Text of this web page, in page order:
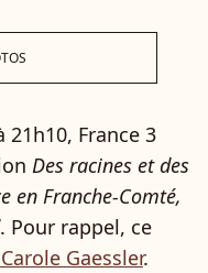
21h10, France 3
Des racines et des
en Franche-Comté,
. Pour rappel, ce
Carole Gaessler.